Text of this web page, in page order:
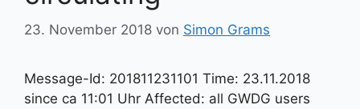
23. November 2018 von Simon Grams
Message-Id: 201811231101 Time: 23.11.2018
since ca 11:01 Uhr Affected: all GWDG users